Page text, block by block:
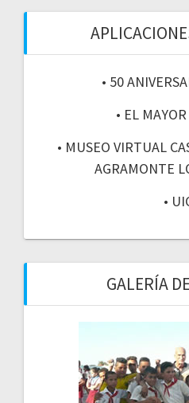
• 50
• EL MAYOR
• MUSEO VIRTUAL
AGRAMONTE
•
GALERÍA